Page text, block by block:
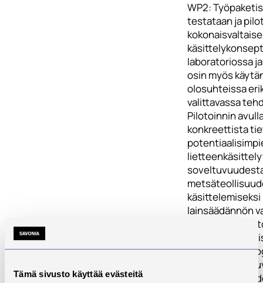
Tämä sivusto käyttää evästeitä
WP2:
testataan ja
laboratoriossa
osin myös
olosuhteissa
valittavassa
Pilotoinnin
konkreettista
lainsäädännön
mukaisesti.
tarkastellaan
teknistä